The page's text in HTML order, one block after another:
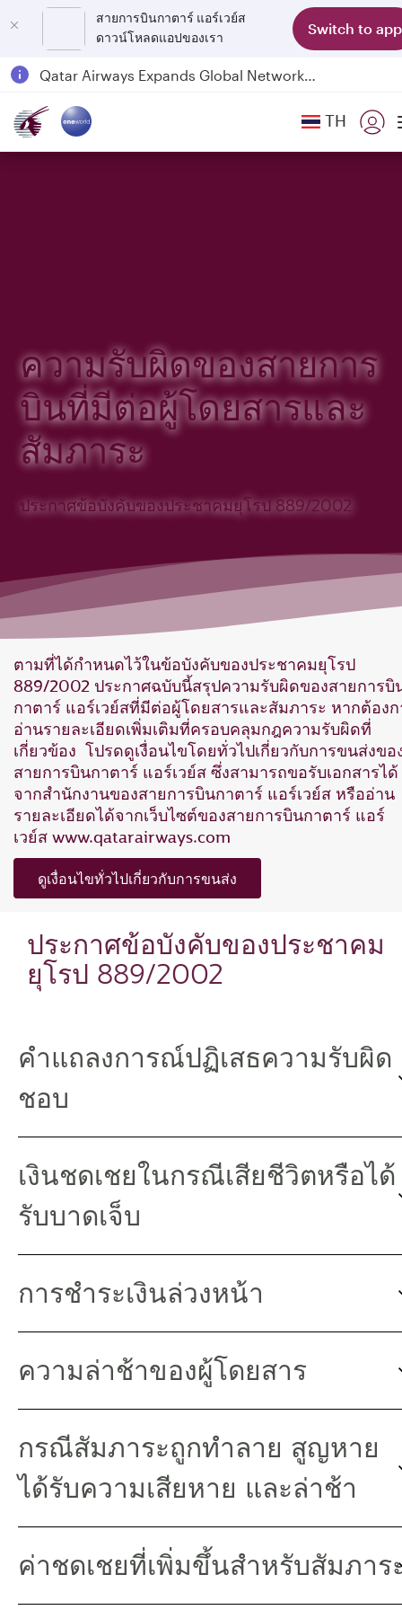
สายการบินกาตาร์ แอร์เวย์ส
ดาวน์โหลดแอปของเรา
Switch to app
Qatar Airways Expands Global Network to over 160 Destinations
18 June 2026: Updates on Travelling with Power Banks
6 August 2026: Qatar Airways flight resumption to Bahrain (BAH), Erbil (EBL), and Kuwait (KWI)
TH
ความรับผิดของสายการ
บินที่มีต่อผู้โดยสารและ
สัมภาระ
ประกาศข้อบังคับของประชาคมยุโรป 889/2002
ตามที่ได้กำหนดไว้ในข้อบังคับของประชาคมยุโรป
889/2002 ประกาศฉบับนี้สรุปความรับผิดของสายการบิ
กาตาร์ แอร์เวย์สที่มีต่อผู้โดยสารและสัมภาระ หากต้อง
อ่านรายละเอียดเพิ่มเติมที่ครอบคลุมกฎความรับผิดที่
เกี่ยวข้อง โปรดดูเงื่อนไขโดยทั่วไปเกี่ยวกับการขนส่งขอ
สายการบินกาตาร์ แอร์เวย์ส ซึ่งสามารถขอรับเอกสารได้
จากสำนักงานของสายการบินกาตาร์ แอร์เวย์ส หรืออ่าน
รายละเอียดได้จากเว็บไซต์ของสายการบินกาตาร์ แอร์
เวย์ส www.qatarairways.com
ดูเงื่อนไขทั่วไปเกี่ยวกับการขนส่ง
ประกาศข้อบังคับของประชาคม
ยุโรป 889/2002
คำแถลงการณ์ปฏิเสธความรับผิด
ชอบ
เงินชดเชยในกรณีเสียชีวิตหรือได้
รับบาดเจ็บ
การชำระเงินล่วงหน้า
ความล่าช้าของผู้โดยสาร
กรณีสัมภาระถูกทำลาย สูญหาย
ได้รับความเสียหาย และล่าช้า
ค่าชดเชยที่เพิ่มขึ้นสำหรับสัมภาร